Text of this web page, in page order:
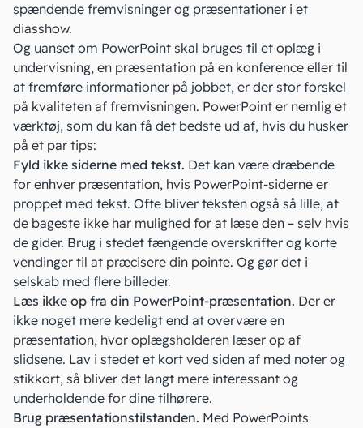
spændende fremvisninger og præsentationer i et
diasshow.
Og uanset om PowerPoint skal bruges til et oplæg i
undervisning, en præsentation på en konference eller til
at fremføre informationer på jobbet, er der stor forskel
på kvaliteten af fremvisningen. PowerPoint er nemlig et
værktøj, som du kan få det bedste ud af, hvis du husker
på et par tips:
Fyld ikke siderne med tekst. Det kan være dræbende
for enhver præsentation, hvis PowerPoint-siderne er
proppet med tekst. Ofte bliver teksten også så lille, at
de bageste ikke har mulighed for at læse den – selv hvis
de gider. Brug i stedet fængende overskrifter og korte
vendinger til at præcisere din pointe. Og gør det i
selskab med flere billeder.
Læs ikke op fra din PowerPoint-præsentation. Der er
ikke noget mere kedeligt end at overvære en
præsentation, hvor oplægsholderen læser op af
slidsene. Lav i stedet et kort ved siden af med noter og
stikkort, så bliver det langt mere interessant og
underholdende for dine tilhørere.
Brug præsentationstilstanden. Med PowerPoints